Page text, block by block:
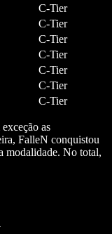
C-Tier
C-Tier
C-Tier
C-Tier
C-Tier
C-Tier
C-Tier
as
FalleN conquistou
modalidade. No total,